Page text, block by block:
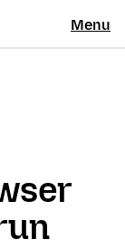
Menu